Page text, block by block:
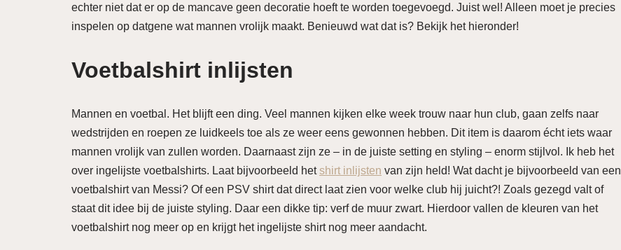
echter niet dat er op de mancave geen decoratie hoeft te worden toegevoegd. Juist wel! Alleen moet je precies
inspelen op datgene wat mannen vrolijk maakt. Benieuwd wat dat is? Bekijk het hieronder!
Voetbalshirt inlijsten
Mannen en voetbal. Het blijft een ding. Veel mannen kijken elke week trouw naar hun club, gaan zelfs naar
wedstrijden en roepen ze luidkeels toe als ze weer eens gewonnen hebben. Dit item is daarom écht iets waar
mannen vrolijk van zullen worden. Daarnaast zijn ze – in de juiste setting en styling – enorm stijlvol. Ik heb het
over ingelijste voetbalshirts. Laat bijvoorbeeld hetshirt inlijsten van zijn held! Wat dacht je bijvoorbeeld van een
voetbalshirt van Messi? Of een PSV shirt dat direct laat zien voor welke club hij juicht?! Zoals gezegd valt of
staat dit idee bij de juiste styling. Daar een dikke tip: verf de muur zwart. Hierdoor vallen de kleuren van het
voetbalshirt nog meer op en krijgt het ingelijste shirt nog meer aandacht.